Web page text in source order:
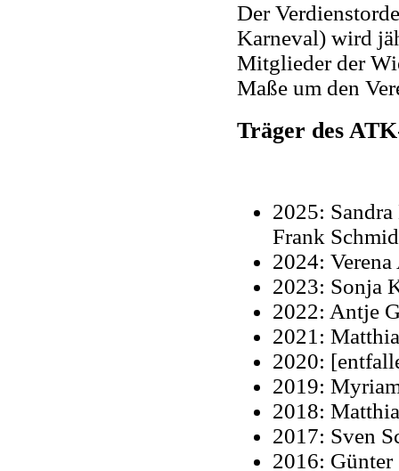
Der
Karneval) wird
Mitglieder der
Maße um den
Träger des
2025:
Frank
2024: Verena
2023: Sonja
2022: Antje
2021:
2020:
2019:
2018:
2017: Sven
2016: